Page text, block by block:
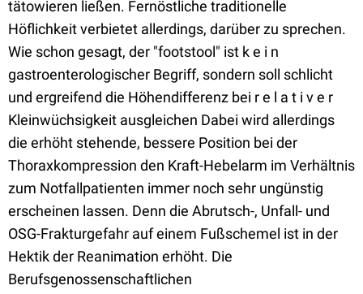
tätowieren ließen. Fernöstliche traditionelle
Höflichkeit verbietet allerdings, darüber zu sprechen.
Wie schon gesagt, der "footstool" ist k e i n
gastroenterologischer Begriff, sondern soll schlicht
und ergreifend die Höhendifferenz bei r e l a t i v e r
Kleinwüchsigkeit ausgleichen Dabei wird allerdings
die erhöht stehende, bessere Position bei der
Thoraxkompression den Kraft-Hebelarm im Verhältnis
zum Notfallpatienten immer noch sehr ungünstig
erscheinen lassen. Denn die Abrutsch-, Unfall- und
OSG-Frakturgefahr auf einem Fußschemel ist in der
Hektik der Reanimation erhöht. Die
Berufsgenossenschaftlichen